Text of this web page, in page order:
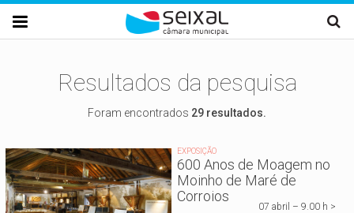
Passar para o conteúdo principal

Resultados da pesquisa
Foram encontrados 29 resultados.
EXPOSIÇÃO
600 Anos de Moagem no
Moinho de Maré de
Corroios
07 abril – 9.00 h >